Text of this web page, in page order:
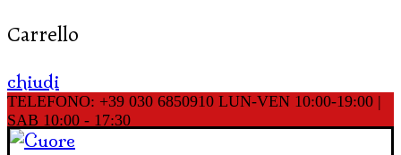
Carrello
chiudi
TELEFONO: +39 030 6850910 LUN-VEN 10:00-19:00 |
SAB 10:00 - 17:30